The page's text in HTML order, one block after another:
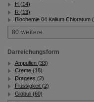
H (14)
R (13)
Biochemie 04 Kalium Chloratum
Darreichungsform
Ampullen (33)
Creme (18)
Dragees (2)
Flüssigkeit (2)
Globuli (60)